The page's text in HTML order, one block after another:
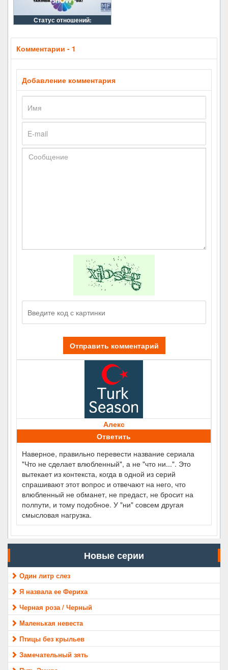
Статус отношений:
Комментарии - 1
Добавление комментария
Отправить комментарий
Алекс
Ответить
Наверное, правильно перевести название сериала
"Что не сделает влюбленный", а не "что ни...". Это
вытекает из контекста, когда в одной из серий
спрашивают этот вопрос и отвечают на него, что
влюбленный не обманет, не предаст, не бросит на
полпути, и тому подобное. У "ни" совсем другая
смысловая нагрузка.
Новые серии
Один литр слез
Я назвала ее Фериха
Черная роза / Черный
Маленькая невеста
Птицы без крыльев
Замечательный зять